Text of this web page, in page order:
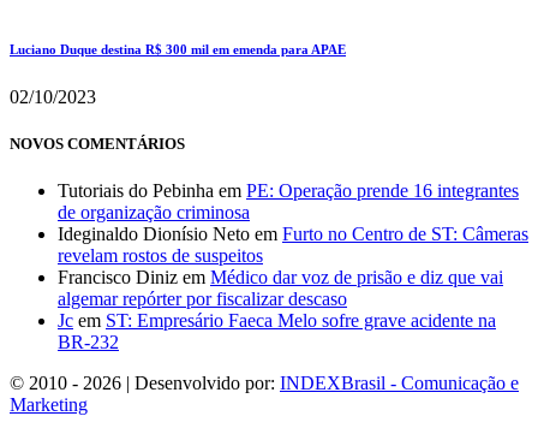
Luciano Duque destina R$ 300 mil em emenda para APAE
02/10/2023
NOVOS COMENTÁRIOS
Tutoriais do Pebinha em PE: Operação prende 16 integrantes
de organização criminosa
Ideginaldo Dionísio Neto em Furto no Centro de ST: Câmeras
revelam rostos de suspeitos
Francisco Diniz em Médico dar voz de prisão e diz que vai
algemar repórter por fiscalizar descaso
Jc em ST: Empresário Faeca Melo sofre grave acidente na
BR-232
© 2010 - 2026 | Desenvolvido por: INDEXBrasil - Comunicação e
Marketing